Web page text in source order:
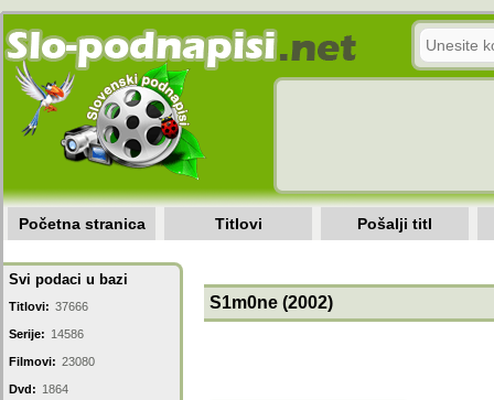
Početna stranica Titlovi Pošalji titl
Svi podaci u bazi
Titlovi: 37666
Serije: 14586
Filmovi: 23080
Dvd: 1864
S1m0ne (2002)